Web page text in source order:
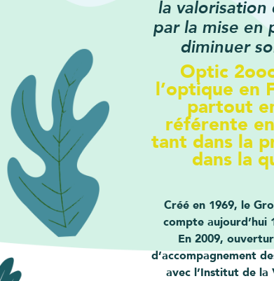
la
par la mise en
diminuer
Optic
l’optique en
partout
référente
tant dans la
dans la
Créé en 1969, le
compte aujourd’hui
En 2009,
d’accompagnement
avec l’Institut de la